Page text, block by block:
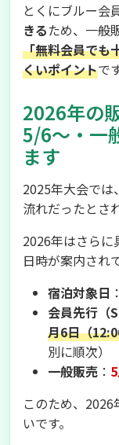
とくにブルー会
きるため、一般
「無料会員でも
くいポイントで
2026年の
5/6〜・一
ます
2025年大会では
流れだったとさ
2026年はさら
日時が案内され
宿泊対象日
会員先行（
月6日（
別に順次）
一般販売 ：
このため、2026
いです。